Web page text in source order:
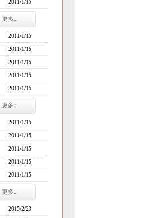
2011/1/15
更多..
2011/1/15
2011/1/15
2011/1/15
2011/1/15
2011/1/15
更多..
2011/1/15
2011/1/15
2011/1/15
2011/1/15
2011/1/15
更多..
2015/2/23